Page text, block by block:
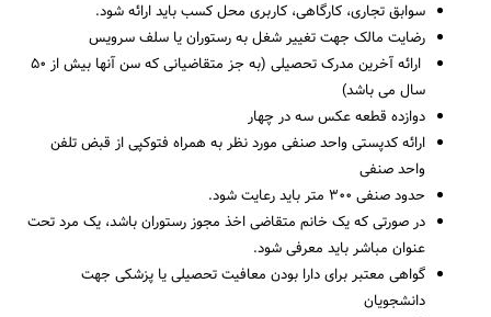
سوابق تجاری، کارگاهی، کاربری محل کسب باید ارائه شود.
رضایت مالک جهت تغییر شغل به رستوران یا سلف سرویس
ارائه آخرین مدرک تحصیلی (به جز متقاضیانی که سن آنها بیش از ۵۰
سال می باشد)
دوازده قطعه عکس سه در چهار
ارائه کدپستی واحد صنفی مورد نظر به همراه فتوکپی از قبض تلفن
واحد صنفی
حدود صنفی ۳۰۰ متر باید رعایت شود.
در صورتی که یک خانم متقاضی اخذ مجوز رستوران باشد، یک مرد تحت
عنوان مباشر باید معرفی شود.
گواهی معتبر برای دارا بودن معافیت تحصیلی یا پزشکی جهت
دانشجویان